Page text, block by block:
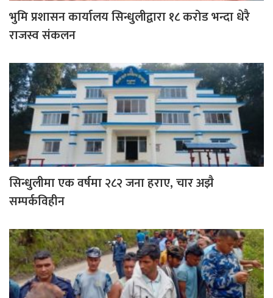
भुमि प्रशासन कार्यालय सिन्धुलीद्वारा १८ करोड भन्दा धेरै
राजस्व संकलन
सिन्धुलीमा एक वर्षमा २८२ जना हराए, चार अझै
सम्पर्कविहीन